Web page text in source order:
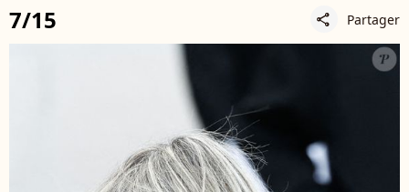
7/15 share Partager